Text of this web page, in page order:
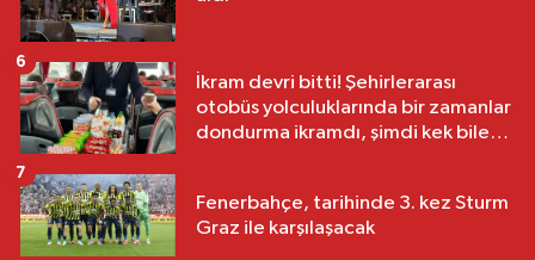
İkram devri bitti! Şehirlerarası
otobüs yolculuklarında bir zamanlar
dondurma ikramdı, şimdi kek bile
6
Fenerbahçe, tarihinde 3. kez Sturm
Graz ile karşılaşacak
7